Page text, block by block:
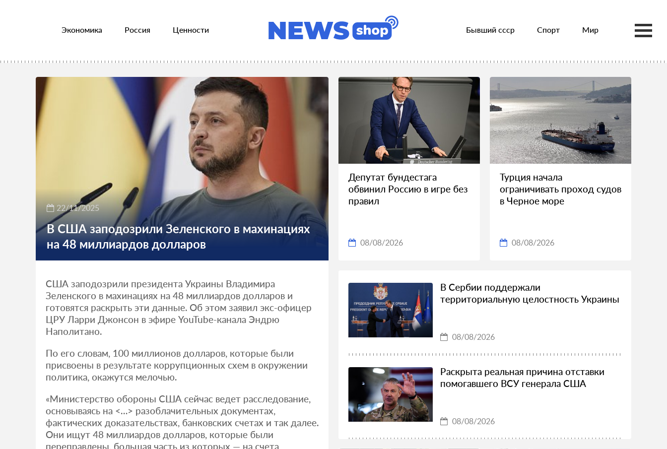
Экономика Россия Ценности Бывший ссср Спорт Мир
22/11/2025
В США заподозрили Зеленского в махинациях
на 48 миллиардов долларов
США заподозрили президента Украины Владимира
Зеленского в махинациях на 48 миллиардов долларов и
готовятся раскрыть эти данные. Об этом заявил экс-офицер
ЦРУ Ларри Джонсон в эфире YouTube-канала Эндрю
Наполитано.
По его словам, 100 миллионов долларов, которые были
присвоены в результате коррупционных схем в окружении
политика, окажутся мелочью.
«Министерство обороны США сейчас ведет расследование,
основываясь на <…> разоблачительных документах,
фактических доказательствах, банковских счетах и так далее.
Они ищут 48 миллиардов долларов, которые были
переправлены, большая часть из которых — на счета
Депутат бундестага
обвинил Россию в игре без
правил
08/08/2026
Турция начала
ограничивать проход судов
в Черное море
08/08/2026
В Сербии поддержали
территориальную целостность Украины
08/08/2026
Раскрыта реальная причина отставки
помогавшего ВСУ генерала США
08/08/2026